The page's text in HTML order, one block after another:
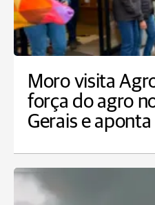
Moro visita
força do agro
Gerais e